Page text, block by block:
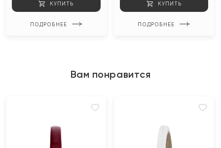
КУПИТЬ
ПОДРОБНЕЕ
КУПИТЬ
ПОДРОБНЕЕ
Вам понравится